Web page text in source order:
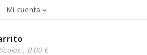
Mi cuenta 
, 0,00 €